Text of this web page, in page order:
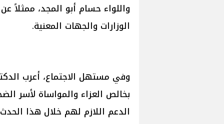
واللواء حسام أبو المجد، ممثلاً
الوزارات والجهات المعنية.
وفي مستهل الاجتماع، أعرب
بخالص العزاء والمواساة لأسر
الدعم اللازم لهم خلال هذا